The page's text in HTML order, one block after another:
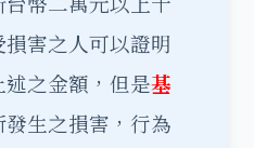
害之人可以證明
之金額，但是基
發生之損害，行為